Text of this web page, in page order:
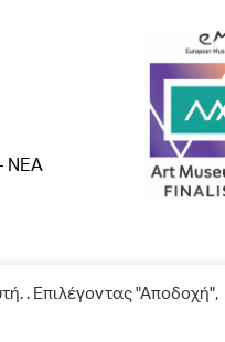
ΝΕΑ
. Επιλέγοντας "Αποδοχή",